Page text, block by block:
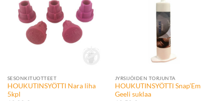
toivelistalle
SESONKITUOTTEET
HOUKUTINSYÖTTI Nara liha
5kpl
JYRSIJÖIDEN TORJUNTA
HOUKUTINSYÖTTI Snap’Em
Geeli suklaa